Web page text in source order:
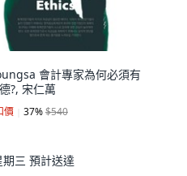
會計專家為何必須有
?, 宋仁萬
價 37%$540
三 預計送達